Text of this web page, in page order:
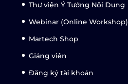
Thư viện Ý Tưởng Nội Dung
Webinar (Online Workshop)
Martech Shop
Giảng viên
Đăng ký tài khoản